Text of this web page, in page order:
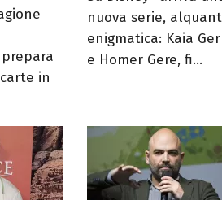
prepara
in
nuova serie,
enigmatica: Kaia
e Homer Gere, fi...